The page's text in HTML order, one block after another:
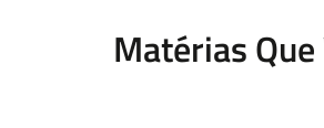
Matérias